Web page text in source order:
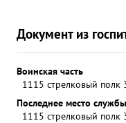
Документ из
Воинская часть
1115 стрелковый полк
Последнее место службы
1115 стрелковый полк